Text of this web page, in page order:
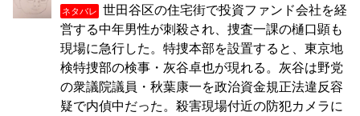
ネタバレ
世田谷区の住宅街で投資ファンド会社を経
営する中年男性が刺殺され、捜査一課の樋口顕も
現場に急行した。特捜本部を設置すると、東京地
検特捜部の検事・灰谷卓也が現れる。灰谷は野党
の衆議院議員・秋葉康一を政治資金規正法違反容
疑で内偵中だった。殺害現場付近の防犯カメラに